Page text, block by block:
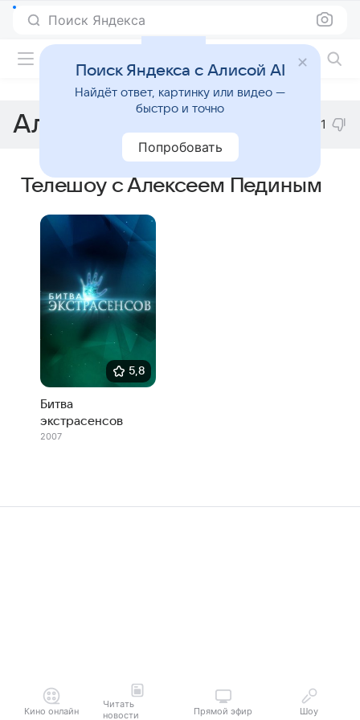
Поиск Яндекса
Алексей Педин 1
Телешоу с Алексеем Пединым
5,8
Битва
экстрасенсов
2007
Кино онлайн
Читать
новости
Прямой эфир Шоу
Поиск Яндекса с Алисой AI
Найдёт ответ, картинку или видео —
быстро и точно
Попробовать